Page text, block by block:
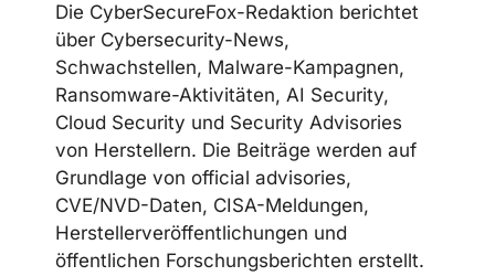
Die CyberSecureFox-Redaktion berichtet
über Cybersecurity-News,
Schwachstellen, Malware-Kampagnen,
Ransomware-Aktivitäten, AI Security,
Cloud Security und Security Advisories
von Herstellern. Die Beiträge werden auf
Grundlage von official advisories,
CVE/NVD-Daten, CISA-Meldungen,
Herstellerveröffentlichungen und
öffentlichen Forschungsberichten erstellt.